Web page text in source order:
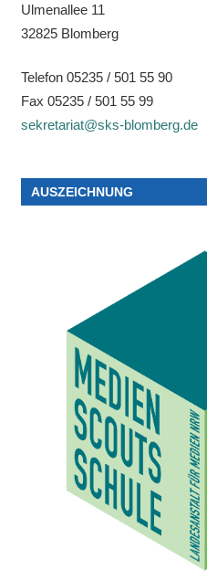
Ulmenallee 11
32825 Blomberg
Telefon 05235 / 501 55 90
Fax 05235 / 501 55 99
sekretariat@sks-blomberg.de
AUSZEICHNUNG